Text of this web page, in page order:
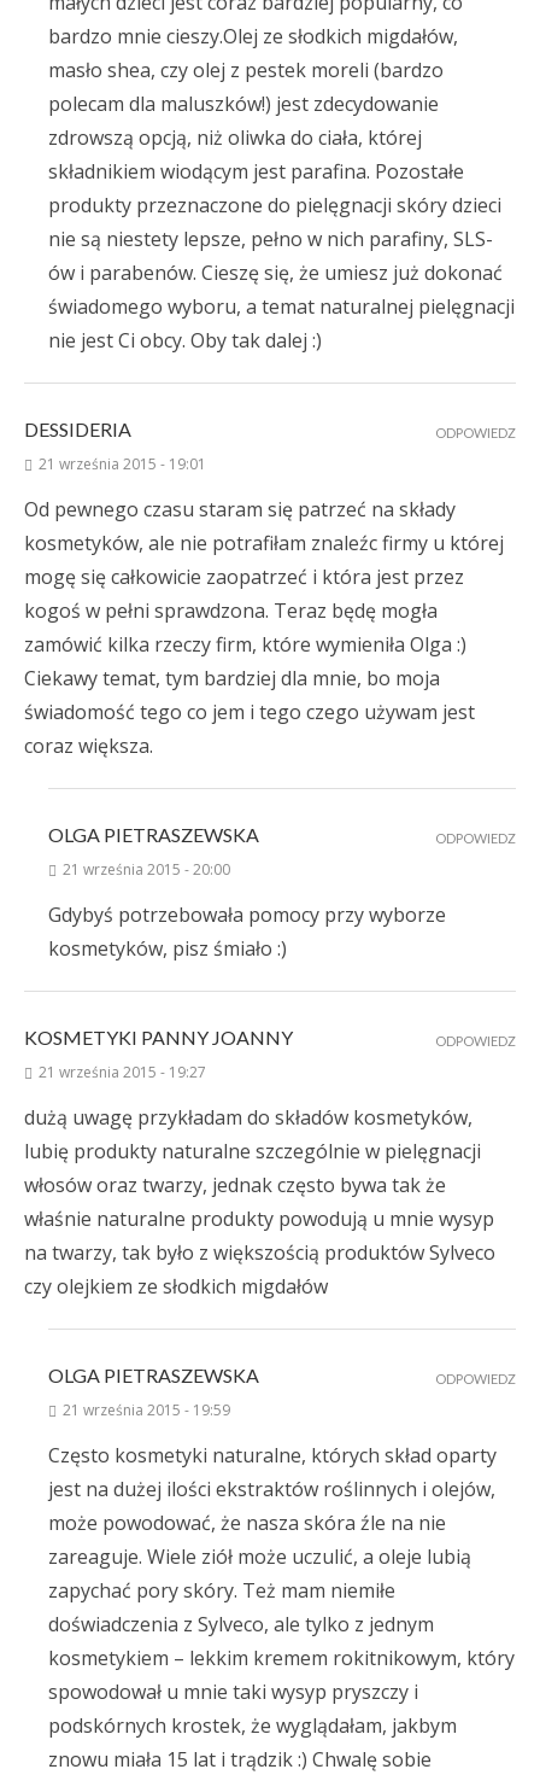
bardzo mnie cieszy.Olej ze słodkich migdałów,
masło shea, czy olej z pestek moreli (bardzo
polecam dla maluszków!) jest zdecydowanie
zdrowszą opcją, niż oliwka do ciała, której
składnikiem wiodącym jest parafina. Pozostałe
produkty przeznaczone do pielęgnacji skóry dzieci
nie są niestety lepsze, pełno w nich parafiny, SLS-
ów i parabenów. Cieszę się, że umiesz już dokonać
świadomego wyboru, a temat naturalnej pielęgnacji
nie jest Ci obcy. Oby tak dalej :)
DESSIDERIA
21 września 2015 - 19:01
Od pewnego czasu staram się patrzeć na składy
kosmetyków, ale nie potrafiłam znaleźc firmy u której
mogę się całkowicie zaopatrzeć i która jest przez
kogoś w pełni sprawdzona. Teraz będę mogła
zamówić kilka rzeczy firm, które wymieniła Olga :)
Ciekawy temat, tym bardziej dla mnie, bo moja
świadomość tego co jem i tego czego używam jest
coraz większa.
ODPOWIEDZ
OLGA PIETRASZEWSKA
21 września 2015 - 20:00
Gdybyś potrzebowała pomocy przy wyborze
kosmetyków, pisz śmiało :)
ODPOWIEDZ
KOSMETYKI PANNY JOANNY
21 września 2015 - 19:27
dużą uwagę przykładam do składów kosmetyków,
lubię produkty naturalne szczególnie w pielęgnacji
włosów oraz twarzy, jednak często bywa tak że
właśnie naturalne produkty powodują u mnie wysyp
na twarzy, tak było z większością produktów Sylveco
czy olejkiem ze słodkich migdałów
ODPOWIEDZ
OLGA PIETRASZEWSKA
21 września 2015 - 19:59
Często kosmetyki naturalne, których skład oparty
jest na dużej ilości ekstraktów roślinnych i olejów,
może powodować, że nasza skóra źle na nie
zareaguje. Wiele ziół może uczulić, a oleje lubią
zapychać pory skóry. Też mam niemiłe
doświadczenia z Sylveco, ale tylko z jednym
kosmetykiem – lekkim kremem rokitnikowym, który
spowodował u mnie taki wysyp pryszczy i
podskórnych krostek, że wyglądałam, jakbym
znowu miała 15 lat i trądzik :) Chwalę sobie
ODPOWIEDZ